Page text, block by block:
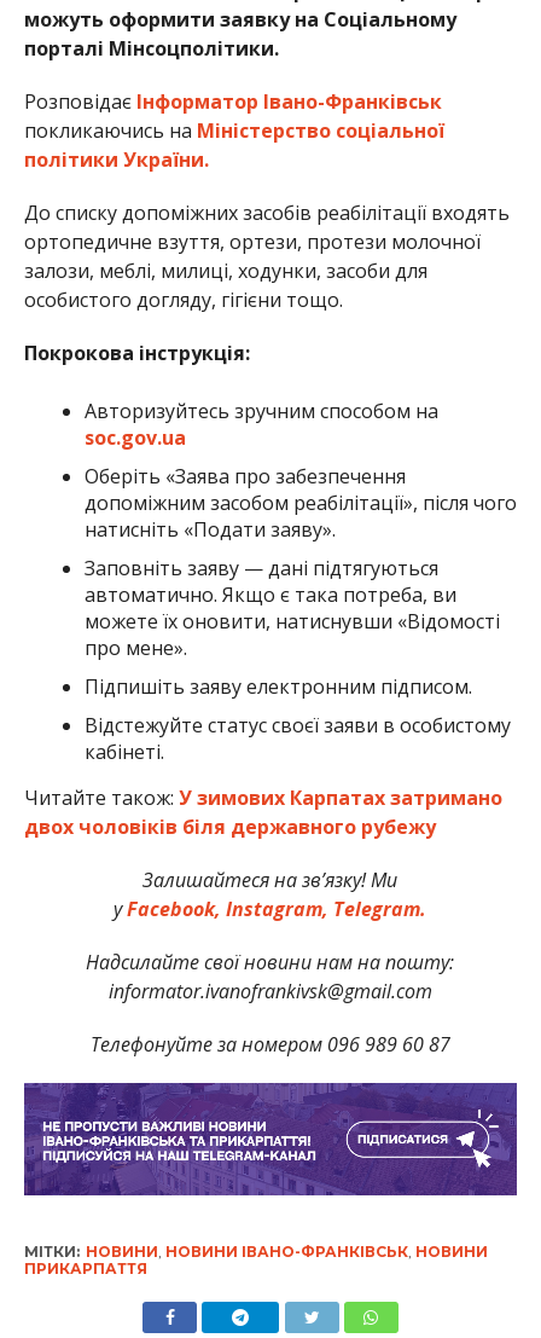
можуть оформити заявку на Соціальному
порталі Мінсоцполітики.
Розповідає Інформатор Івано-Франківськ
покликаючись на Міністерство соціальної
політики України.
До списку допоміжних засобів реабілітації входять
ортопедичне взуття, ортези, протези молочної
залози, меблі, милиці, ходунки, засоби для
особистого догляду, гігієни тощо.
Покрокова інструкція:
Авторизуйтесь зручним способом на
soc.gov.ua
Оберіть «Заява про забезпечення
допоміжним засобом реабілітації», після чого
натисніть «Подати заяву».
Заповніть заяву — дані підтягуються
автоматично. Якщо є така потреба, ви
можете їх оновити, натиснувши «Відомості
про мене».
Підпишіть заяву електронним підписом.
Відстежуйте статус своєї заяви в особистому
кабінеті.
Читайте також: У зимових Карпатах затримано
двох чоловіків біля державного рубежу
Залишайтеся на зв’язку! Ми
уFacebook, Instagram, Telegram.
Надсилайте свої новини нам на пошту:
informator.ivanofrankivsk@gmail.com
Телефонуйте за номером 096 989 60 87
МІТКИ: НОВИНИ, НОВИНИ ІВАНО-ФРАНКІВСЬК, НОВИНИ
ПРИКАРПАТТЯ